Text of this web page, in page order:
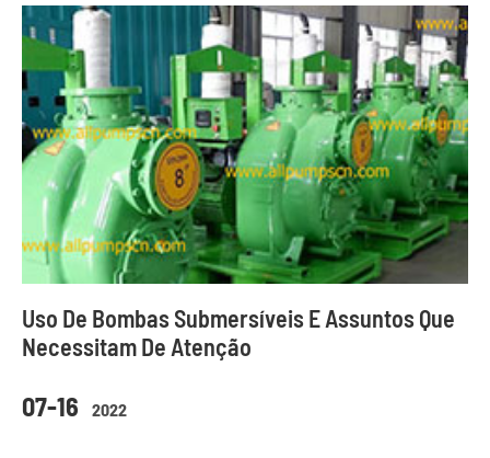
07-16 2022
Uso De Bombas Submersíveis E Assuntos Que
Necessitam De Atenção